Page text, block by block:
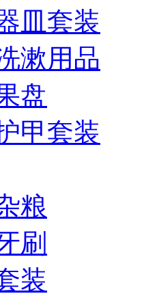
皿套装
漱用品
盘
甲套装
粮
刷
装